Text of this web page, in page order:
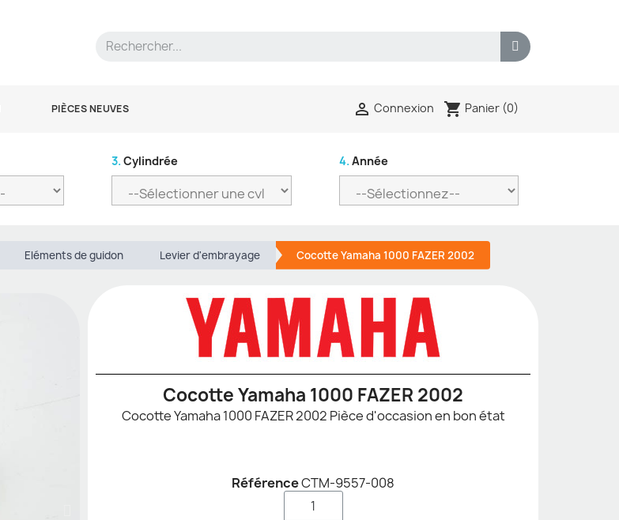
PIÈCES NEUVES  Connexion shopping_cart Panier (0)
3. Cylindrée 4. Année
Eléments de guidon Levier d'embrayage Cocotte Yamaha 1000 FAZER 2002
Cocotte Yamaha 1000 FAZER 2002
Cocotte Yamaha 1000 FAZER 2002 Pièce d'occasion en bon état
RéférenceCTM-9557-008